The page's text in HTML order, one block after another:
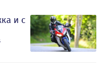
и с